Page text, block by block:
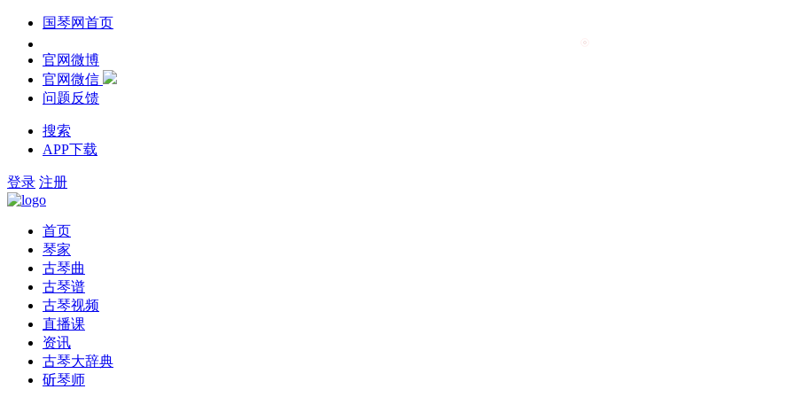
国琴网首页
官网微博
官网微信
问题反馈
搜索
APP下载
登录 注册
首页
琴家
古琴曲
古琴谱
古琴视频
直播课
资讯
古琴大辞典
斫琴师